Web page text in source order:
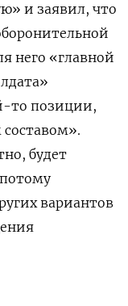
и заявил, что
него «главной
то позиции,
будет
вариантов